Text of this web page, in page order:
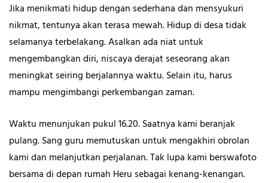
Jika menikmati hidup dengan sederhana dan mensyukuri
nikmat, tentunya akan terasa mewah. Hidup di desa tidak
selamanya terbelakang. Asalkan ada niat untuk
mengembangkan diri, niscaya derajat seseorang akan
meningkat seiring berjalannya waktu. Selain itu, harus
mampu mengimbangi perkembangan zaman.
Waktu menunjukan pukul 16.20. Saatnya kami beranjak
pulang. Sang guru memutuskan untuk mengakhiri obrolan
kami dan melanjutkan perjalanan. Tak lupa kami berswafoto
bersama di depan rumah Heru sebagai kenang-kenangan.